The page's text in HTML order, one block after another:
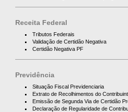
Receita Federal
Tributos Federais
Validação de Certidão Negativa
Certidão Negativa PF
Previdência
Situação Fiscal Previdenciaria
Extrato de Recolhimentos do
Emissão de Segunda Via de Certidão
Declaração de Regularidade de